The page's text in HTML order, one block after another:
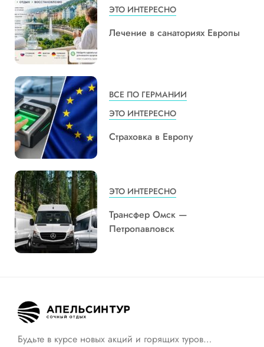
ЭТО ИНТЕРЕСНО
Лечение в санаториях Европы
ВСЕ ПО ГЕРМАНИИ
ЭТО ИНТЕРЕСНО
Страховка в Европу
ЭТО ИНТЕРЕСНО
Трансфер Омск —
Петропавловск
Будьте в курсе новых акций и горящих туров…